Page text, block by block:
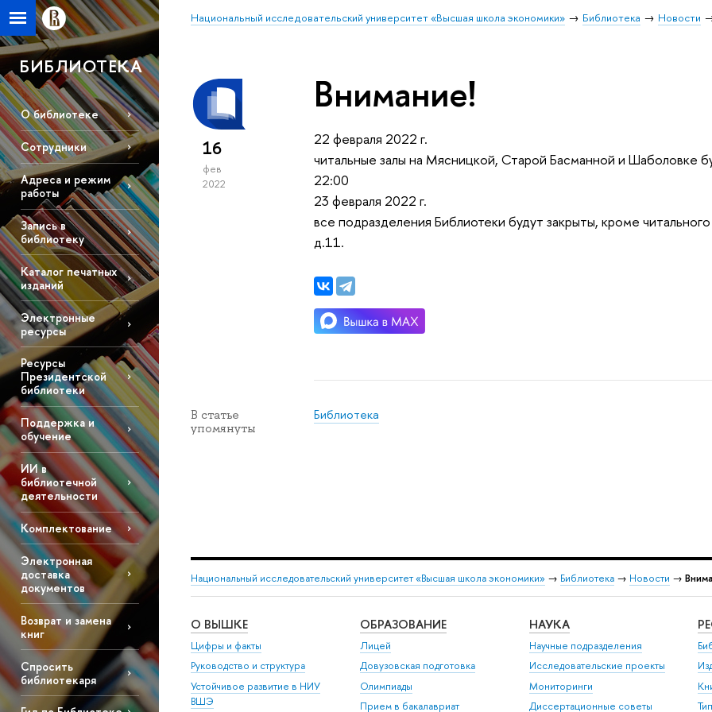
Национальный исследовательский университет «Высшая школа экономики» Библиотека Новости
БИБЛИОТЕКА
О библиотеке
Сотрудники
Адреса и режим
работы
Запись в
библиотеку
Каталог печатных
изданий
Электронные
ресурсы
Ресурсы
Президентской
библиотеки
Поддержка и
обучение
ИИ в
библиотечной
деятельности
Комплектование
Электронная
доставка
документов
Возврат и замена
книг
Спросить
библиотекаря
16
фев
2022
Внимание!
22 февраля 2022 г.
читальные залы на Мясницкой, Старой Басманной и Шаболовке
22:00
23 февраля 2022 г.
все подразделения Библиотеки будут закрыты, кроме
д.11.
В статье
упомянуты
Библиотека
Национальный исследовательский университет «Высшая школа экономики» → Библиотека → Новости →
О ВЫШКЕ
Цифры и факты
Руководство и структура
Устойчивое развитие в НИУ
ВШЭ
ОБРАЗОВАНИЕ
Лицей
Довузовская подготовка
Олимпиады
Прием в бакалавриат
НАУКА
Научные подразделения
Исследовательские проекты
Мониторинги
Диссертационные советы